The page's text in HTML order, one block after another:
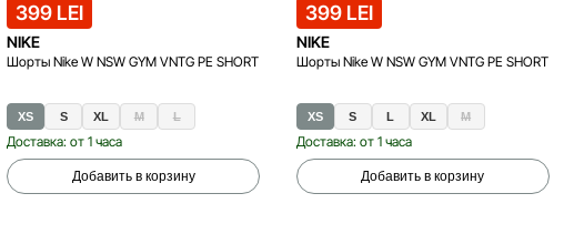
399 LEI
NIKE
Шорты Nike W NSW GYM VNTG PE SHORT
XS S XL M L
Доставка: от 1 часа
Добавить в корзину
399 LEI
NIKE
Шорты Nike W NSW GYM VNTG PE SHORT
XS S L XL M
Доставка: от 1 часа
Добавить в корзину